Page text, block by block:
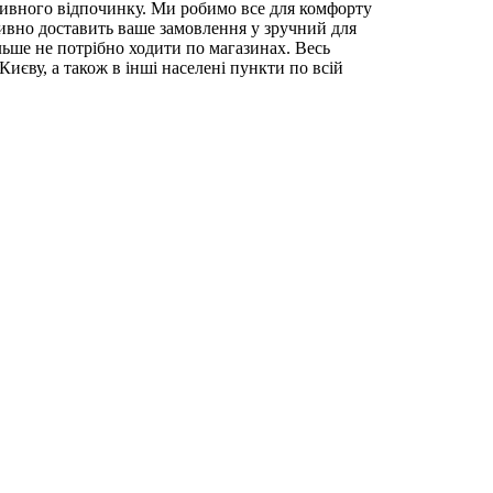
відпочинку. Ми робимо все для комфорту
доставить ваше замовлення у зручний для
не потрібно ходити по магазинах. Весь
а також в інші населені пункти по всій